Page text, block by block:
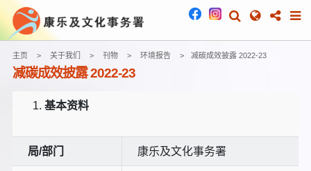
主页 关于我们 刊物 环境报告 减碳成效披露 2022-23
减碳成效披露 2022-23
基本资料
局/部门 康乐及文化事务署